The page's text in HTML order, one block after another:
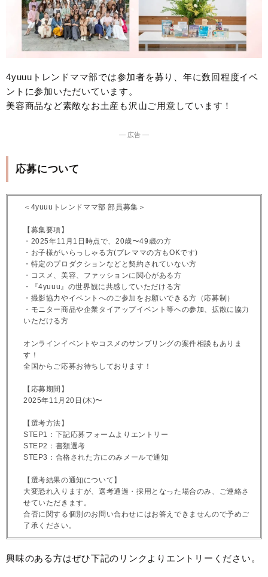
4yuuuトレンドママ部では参加者を募り、年に数回程度イベ
ントに参加いただいています。
美容商品など素敵なお土産も沢山ご用意しています！
― 広告 ―
応募について
＜4yuuuトレンドママ部 部員募集＞
【募集要項】
・2025年11月1日時点で、20歳〜49歳の方
・お子様がいらっしゃる方(プレママの方もOKです)
・特定のプロダクションなどと契約されていない方
・コスメ、美容、ファッションに関心がある方
・『4yuuu』の世界観に共感していただける方
・撮影協力やイベントへのご参加をお願いできる方（応募制）
・モニター商品や企業タイアップイベント等への参加、拡散に協力
いただける方
オンラインイベントやコスメのサンプリングの案件相談もありま
す！
全国からご応募お待ちしております！
【応募期間】
2025年11月20日(木)〜
【選考方法】
STEP1：下記応募フォームよりエントリー
STEP2：書類選考
STEP3：合格された方にのみメールで通知
【選考結果の通知について】
大変恐れ入りますが、選考通過・採用となった場合のみ、ご連絡さ
せていただきます。
合否に関する個別のお問い合わせにはお答えできませんので予めご
了承ください。
興味のある方はぜひ下記のリンクよりエントリーください。